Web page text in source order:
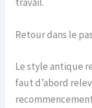
Retour dans le
Le style antique
faut d’abord